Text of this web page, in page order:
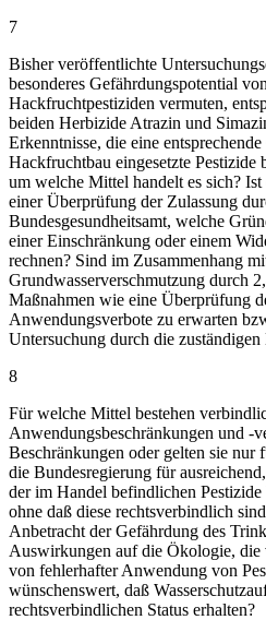
7
Bisher veröffentlichte
besonderes Gefährdungspotential
Hackfruchtpestiziden vermuten,
beiden Herbizide Atrazin und
Erkenntnisse, die eine
Hackfruchtbau eingesetzte Pestizide
um welche Mittel handelt es sich?
einer Überprüfung der Zulassung
Bundesgesundheitsamt, welche
einer Einschränkung oder einem
rechnen? Sind im Zusammenhang
Grundwasserverschmutzung durch
Maßnahmen wie eine Überprüfung
Anwendungsverbote zu erwarten
Untersuchung durch die zuständigen
8
Für welche Mittel bestehen
Anwendungsbeschränkungen und -
Beschränkungen oder gelten sie nur
die Bundesregierung für
der im Handel befindlichen Pestizide
ohne daß diese rechtsverbindlich
Anbetracht der Gefährdung des
Auswirkungen auf die Ökologie, die
von fehlerhafter Anwendung von
wünschenswert, daß
rechtsverbindlichen Status erhalten?